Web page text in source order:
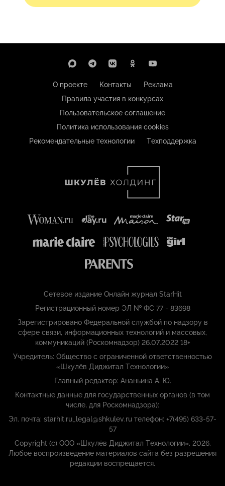
О проекте Контакты
Реклама
Правила участия в конкурсах
Пользовательское соглашение
Политика использования cookies
Рекомендательные технологии
Техподдержка
Сетевое издание Онлайн журнал StarHit
Регистрационный номер ЭЛ № ФС 77 - 83698
Зарегистрировано Федеральной службой по надзору в
сфере связи, информационных технологий и массовых,
коммуникаций (Роскомнадзор) 26.07.2022 18+
Учредитель: Общество с ограниченной ответственностью
«Шкулёв Диджитал Технологии»
Главный редактор: Ананьина А. Ю.
Контактные данные для государственных органов (в том
числе, для Роскомнадзора):
Эл. почта: starhit.ru_legal@shkulev.ru телефон: +7(495) 633-57-
57
Copyright (с) ООО «Шкулёв Диджитал Технологии», 2026.
Любое воспроизведение материалов сайта без разрешения
редакции воспрещается.